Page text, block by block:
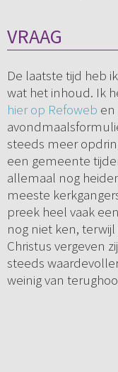
VRAAG
De laatste tijd heb
wat het inhoud. Ik
hier op Refoweb
steeds meer
een gemeente
allemaal nog
meeste
preek heel vaak
nog niet ken,
Christus vergeven
steeds
weinig van